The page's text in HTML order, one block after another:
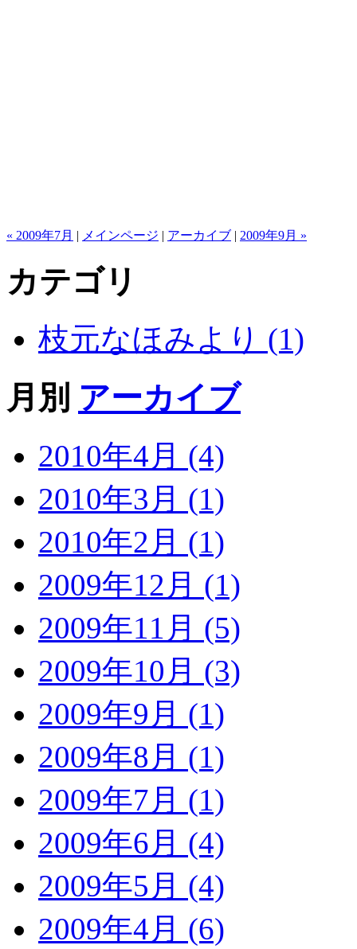
« 2009年7月 | メインページ | アーカイブ | 2009年9月 »
カテゴリ
枝元なほみより (1)
月別 アーカイブ
2010年4月 (4)
2010年3月 (1)
2010年2月 (1)
2009年12月 (1)
2009年11月 (5)
2009年10月 (3)
2009年9月 (1)
2009年8月 (1)
2009年7月 (1)
2009年6月 (4)
2009年5月 (4)
2009年4月 (6)